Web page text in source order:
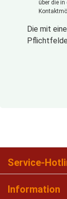
über die in
Die mit
Service-
Information